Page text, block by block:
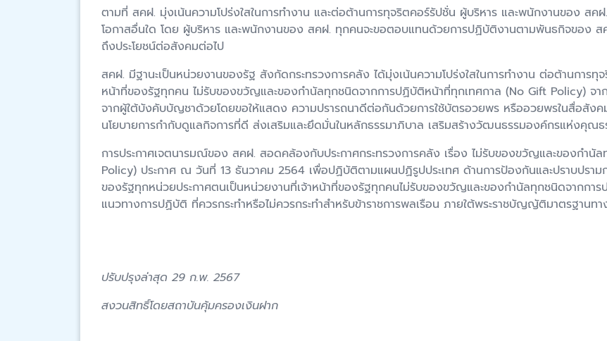
ตามที่ สคฝ. มุ่งเน้นความโปร่งใสในการทำงาน และต่อต้านการทุจริตคอร์รัปชั่น ผู้บริหาร และพนักงานของ ส
โอกาสอื่นใด โดย ผู้บริหาร และพนักงานของ สคฝ. ทุกคนจะขอตอบแทนด้วยการปฏิบัติงานตามพันธกิจของ
ถึงประโยชน์ต่อสังคมต่อไป
สคฝ. มีฐานะเป็นหน่วยงานของรัฐ สังกัดกระทรวงการคลัง ได้มุ่งเน้นความโปร่งใสในการทำงาน ต่อต้านการทุ
หน้าที่ของรัฐทุกคน ไม่รับของขวัญและของกำนัลทุกชนิดจากการปฏิบัติหน้าที่ทุกเทศกาล (No Gift Policy) จาก
จากผู้ใต้บังคับบัญชาด้วยโดยขอให้แสดง ความปรารถนาดีต่อกันด้วยการใช้บัตรอวยพร หรืออวยพรในสื่อสัง
นโยบายการกำกับดูแลกิจการที่ดี ส่งเสริมและยึดมั่นในหลักธรรมาภิบาล เสริมสร้างวัฒนธรรมองค์กรแห่งคุณธ
การประกาศเจตนารมณ์ของ สคฝ. สอดคล้องกับประกาศกระทรวงการคลัง เรื่อง ไม่รับของขวัญและของกำ
Policy) ประกาศ ณ วันที่ 13 ธันวาคม 2564 เพื่อปฏิบัติตามแผนปฏิรูปประเทศ ด้านการป้องกันและปราบปรา
ของรัฐทุกหน่วยประกาศตนเป็นหน่วยงานที่เจ้าหน้าที่ของรัฐทุกคนไม่รับของขวัญและของกำนัลทุกชนิดจากก
แนวทางการปฏิบัติ ที่ควรกระทำหรือไม่ควรกระทำสำหรับข้าราชการพลเรือน ภายใต้พระราชบัญญัติมาตรฐานท
ปรับปรุงล่าสุด 29 ก.พ. 2567
สงวนสิทธิ์โดยสถาบันคุ้มครองเงินฝาก